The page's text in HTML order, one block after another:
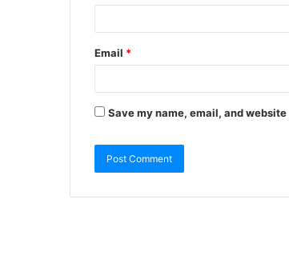
Email *
Save my name, email, and